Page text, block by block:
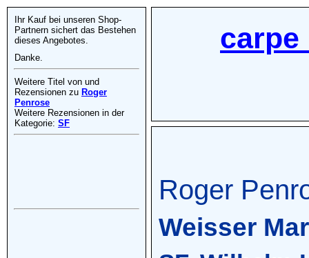
Roger
Weisser
Ihr Kauf bei unseren Shop-
Partnern sichert das Bestehen
dieses Angebotes.
Danke.
Weitere Titel von und
Rezensionen zu Roger
Penrose
Weitere Rezensionen in der
Kategorie: SF